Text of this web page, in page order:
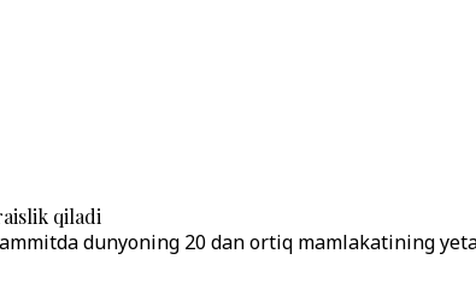
qiladi
dunyoning 20 dan ortiq mamlakatining